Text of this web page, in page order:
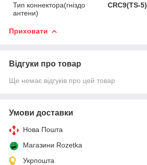
Тип коннектора(гніздо
антени)
CRC9(TS-5)
Приховати
Відгуки про товар
Ще немає відгуків про цей товар
Умови доставки
Нова Пошта
Магазини Rozetka
Укрпошта